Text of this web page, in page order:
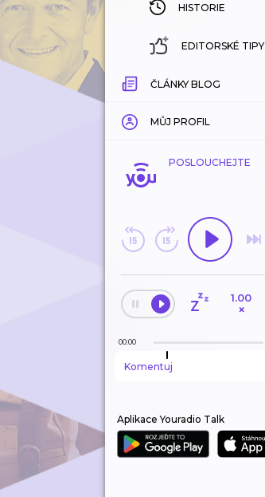
HISTORIE
EDITORSKÉ TIPY
ČLÁNKY BLOG
MŮJ PROFIL
POSLOUCHEJTE
1.00
×
00:00
Komentuj
Aplikace Youradio Talk